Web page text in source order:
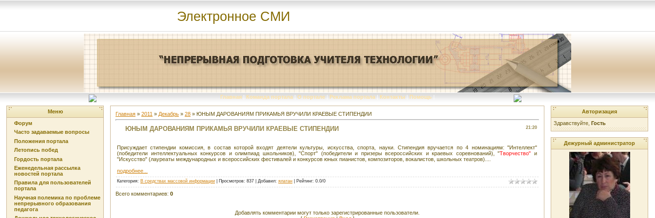
Электронное СМИ
Главная | Команда портала | О портале | Реклама портала | Контакты | Помощь |
Меню
Форум
Часто задаваемые вопросы
Положения портала
Летопись побед
Гордость портала
Еженедельная рассылка
новостей портала
Правила для пользователей
портала
Научная полемика по проблеме
непрерывного образования
педагога
Главная » 2011 » Декабрь » 28 » ЮНЫМ ДАРОВАНИЯМ ПРИКАМЬЯ ВРУЧИЛИ КРАЕВЫЕ СТИПЕНДИИ
21:20
ЮНЫМ ДАРОВАНИЯМ ПРИКАМЬЯ ВРУЧИЛИ КРАЕВЫЕ СТИПЕНДИИ
Присуждает стипендии комиссия, в состав которой входят деятели культуры, искусства, спорта, науки. Стипендия вручается по 4 номинациям: "Интеллект"
(победители интеллектуальных конкурсов и олимпиад школьников), "Спорт" (победители и призеры всероссийских и краевых соревнований), "Творчество" и
"Искусство" (лауреаты международных и всероссийских фестивалей и конкурсов юных пианистов, композиторов, вокалистов, школьных театров)....
подробнее...
Категория: В средствах массовой информации Просмотров: 837 | Добавил: ялатан Рейтинг: 0.0/0
Всего комментариев: 0
Добавлять комментарии могут только зарегистрированные пользователи.
Авторизация
Здравствуйте, Гость
Дежурный администратор